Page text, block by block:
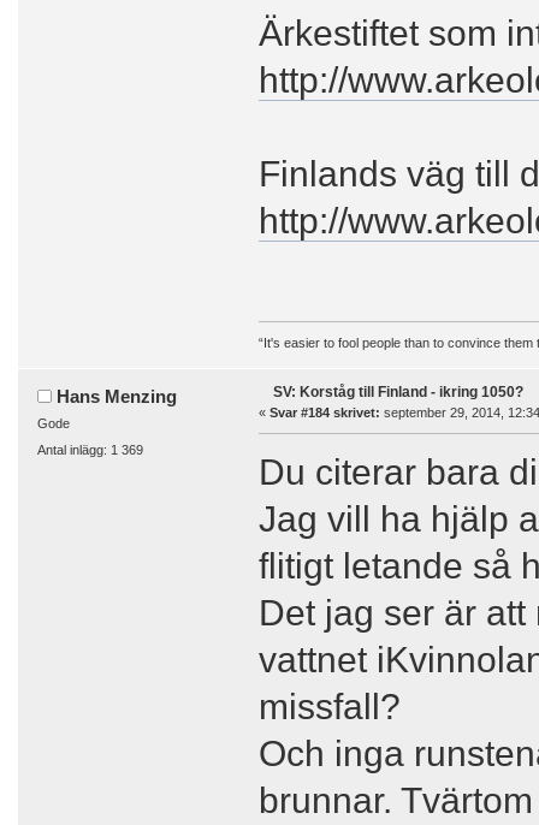
Ärkestiftet som
http://
Finlands väg till
http://
“It's easier to fool people than to convince them
Hans Menzing
Gode
Antal inlägg: 1 369
SV: Korståg till Finland - ikring 1050?
« Svar #184 skrivet: september 29, 2014,
Du citerar bara
Jag vill ha hjälp
flitigt letande så
Det jag ser är
vattnet
missfall?
Och inga
brunnar.